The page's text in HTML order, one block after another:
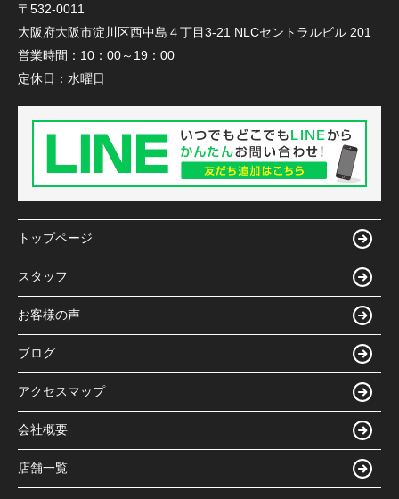
〒532-0011
大阪府大阪市淀川区西中島４丁目3-21 NLCセントラルビル 201
営業時間： 10：00～19：00
定休日： 水曜日
トップページ
スタッフ
お客様の声
ブログ
アクセスマップ
会社概要
店舗一覧